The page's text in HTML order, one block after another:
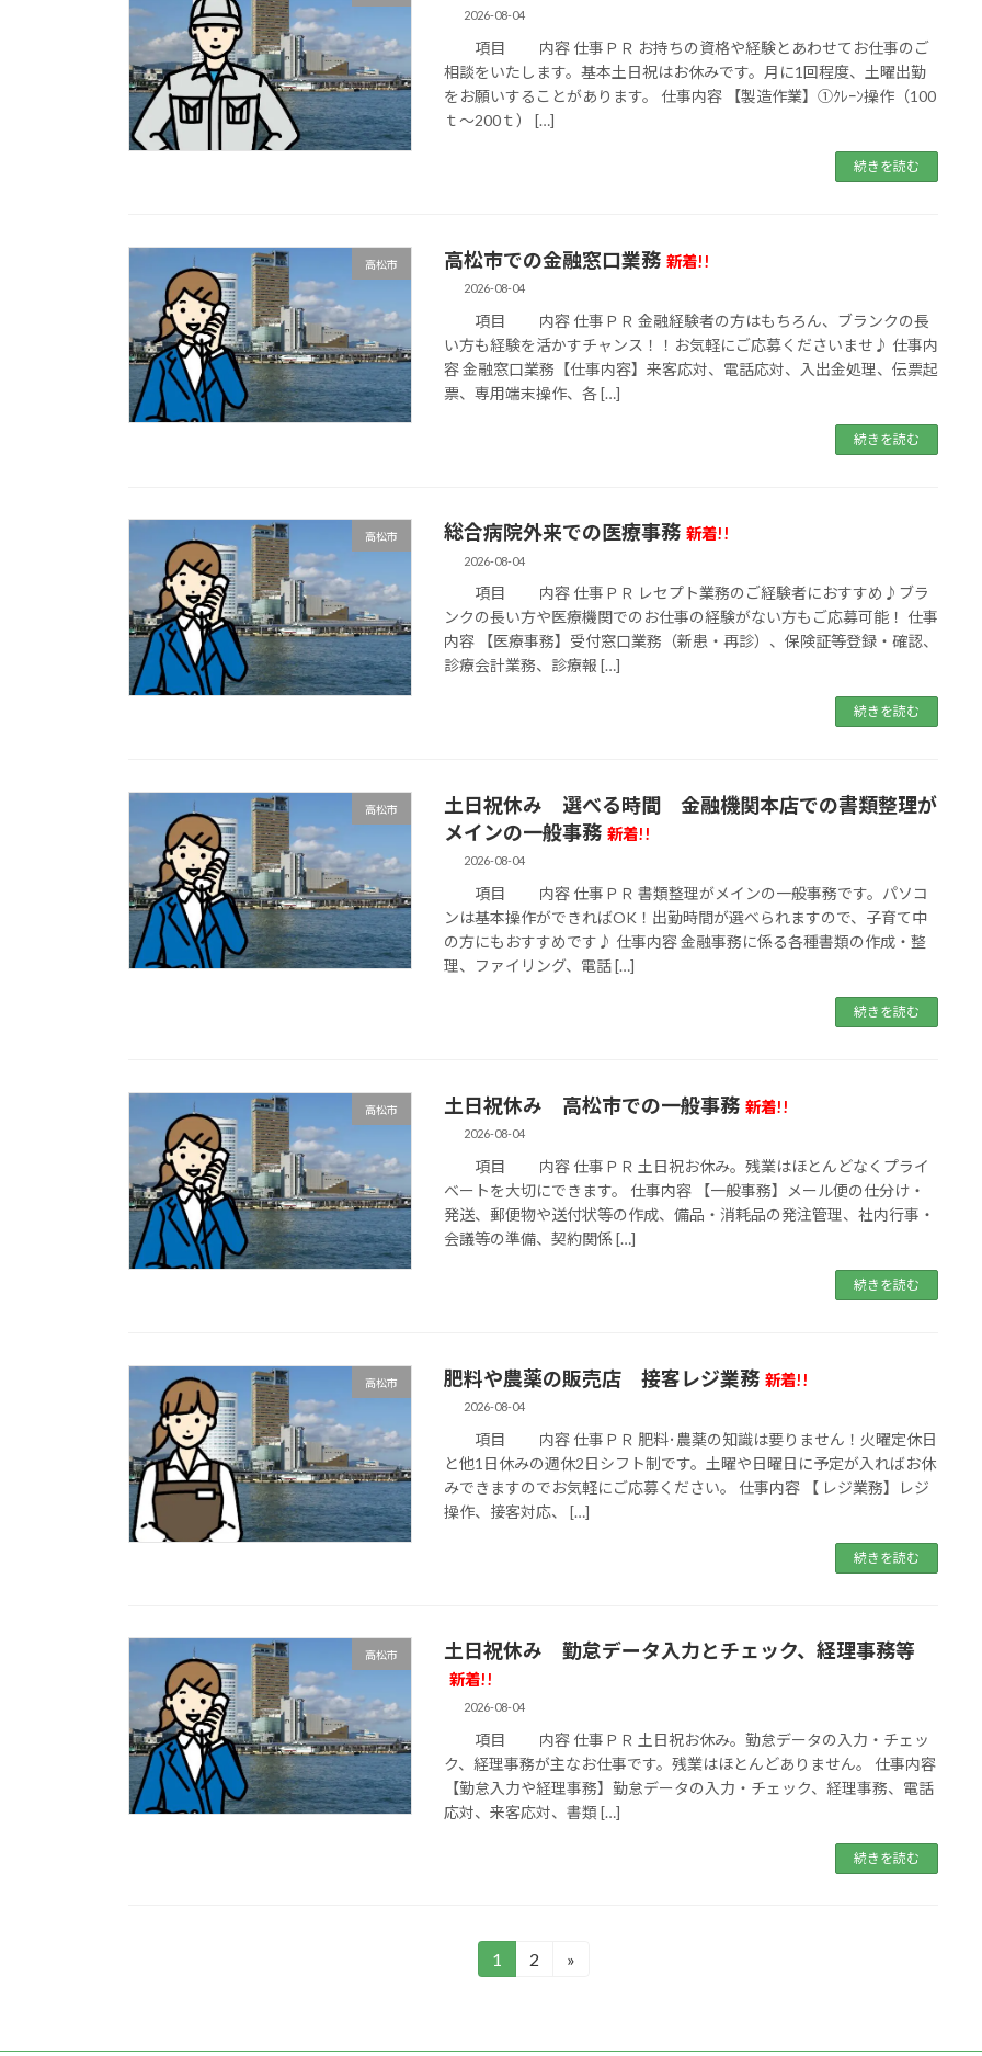
2026-08-04
項目 内容 仕事ＰＲ お持ちの資格や経験とあわせてお仕事のご
相談をいたします。基本土日祝はお休みです。月に1回程度、土曜出勤
をお願いすることがあります。 仕事内容 【製造作業】①ｸﾚｰﾝ操作（100
ｔ～200ｔ） […]
続きを読む
高松市 高松市での金融窓口業務 新着!!
2026-08-04
項目 内容 仕事ＰＲ 金融経験者の方はもちろん、ブランクの長
い方も経験を活かすチャンス！！お気軽にご応募くださいませ♪ 仕事内
容 金融窓口業務【仕事内容】来客応対、電話応対、入出金処理、伝票起
票、専用端末操作、各 […]
続きを読む
高松市 総合病院外来での医療事務 新着!!
2026-08-04
項目 内容 仕事ＰＲ レセプト業務のご経験者におすすめ♪ブラ
ンクの長い方や医療機関でのお仕事の経験がない方もご応募可能！ 仕事
内容 【医療事務】受付窓口業務（新患・再診）、保険証等登録・確認、
診療会計業務、診療報 […]
続きを読む
高松市
土日祝休み 選べる時間 金融機関本店での書類整理が
メインの一般事務 新着!!
2026-08-04
項目 内容 仕事ＰＲ 書類整理がメインの一般事務です。パソコ
ンは基本操作ができればOK！出勤時間が選べられますので、子育て中
の方にもおすすめです♪ 仕事内容 金融事務に係る各種書類の作成・整
理、ファイリング、電話 […]
続きを読む
高松市 土日祝休み 高松市での一般事務 新着!!
2026-08-04
項目 内容 仕事ＰＲ 土日祝お休み。残業はほとんどなくプライ
ベートを大切にできます。 仕事内容 【一般事務】メール便の仕分け・
発送、郵便物や送付状等の作成、備品・消耗品の発注管理、社内行事・
会議等の準備、契約関係 […]
続きを読む
高松市 肥料や農薬の販売店 接客レジ業務 新着!!
2026-08-04
項目 内容 仕事ＰＲ 肥料･農薬の知識は要りません！火曜定休日
と他1日休みの週休2日シフト制です。土曜や日曜日に予定が入ればお休
みできますのでお気軽にご応募ください。 仕事内容 【 レジ業務】レジ
操作、接客対応、 […]
続きを読む
高松市 土日祝休み 勤怠データ入力とチェック、経理事務等
新着!!
2026-08-04
項目 内容 仕事ＰＲ 土日祝お休み。勤怠データの入力・チェッ
ク、経理事務が主なお仕事です。残業はほとんどありません。 仕事内容
【勤怠入力や経理事務】勤怠データの入力・チェック、経理事務、電話
応対、来客応対、書類 […]
続きを読む
の
固
1
固
2 »